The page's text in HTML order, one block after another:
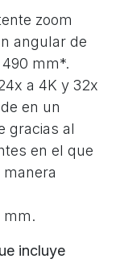
zoom
angular de
mm*.
a 4K y 32x
en un
gracias al
en el que
mm.
incluye